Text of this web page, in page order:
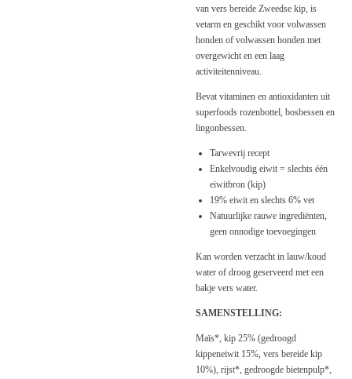
van vers bereide Zweedse kip, is
vetarm en geschikt voor volwassen
honden of volwassen honden met
overgewicht en een laag
activiteitenniveau.
Bevat vitaminen en antioxidanten uit
superfoods rozenbottel, bosbessen en
lingonbessen.
Tarwevrij recept
Enkelvoudig eiwit = slechts één
eiwitbron (kip)
19% eiwit en slechts 6% vet
Natuurlijke rauwe ingrediënten,
geen onnodige toevoegingen
Kan worden verzacht in lauw/koud
water of droog geserveerd met een
bakje vers water.
SAMENSTELLING:
Maïs*, kip 25% (gedroogd
kippeneiwit 15%, vers bereide kip
10%), rijst*, gedroogde bietenpulp*,